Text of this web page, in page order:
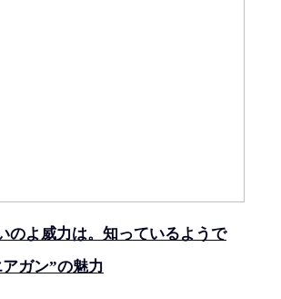
のよ威力は。知っているようで
ガン”の魅力